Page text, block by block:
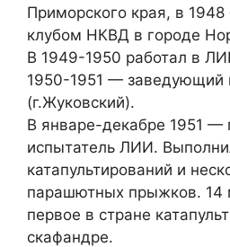
Приморского края, в
клубом НКВД в городе
В 1949-1950 работал в
1950-1951 — заведующий
(г.Жуковский).
В январе-декабре 1951 —
испытатель ЛИИ.
катапультирований и
парашютных прыжков. 14
первое в стране
скафандре.